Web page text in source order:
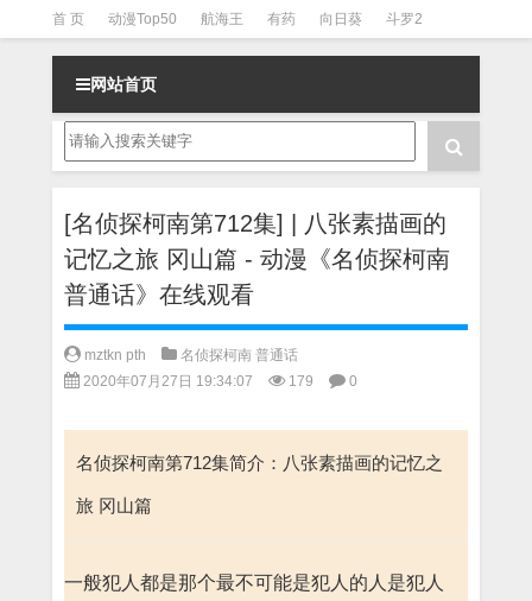
首 页 动漫Top50 航海王 有药 向日葵 斗罗2
斗罗3 火影 一拳超人 柯南 阴阳师 节目清单
网站首页
[名侦探柯南第712集] | 八张素描画的
记忆之旅 冈山篇 - 动漫《名侦探柯南
普通话》在线观看
mztkn pth
名侦探柯南 普通话
2020年07月27日 19:34:07
179 0
名侦探柯南第712集简介：八张素描画的记忆之
旅 冈山篇
一般犯人都是那个最不可能是犯人的人是犯人